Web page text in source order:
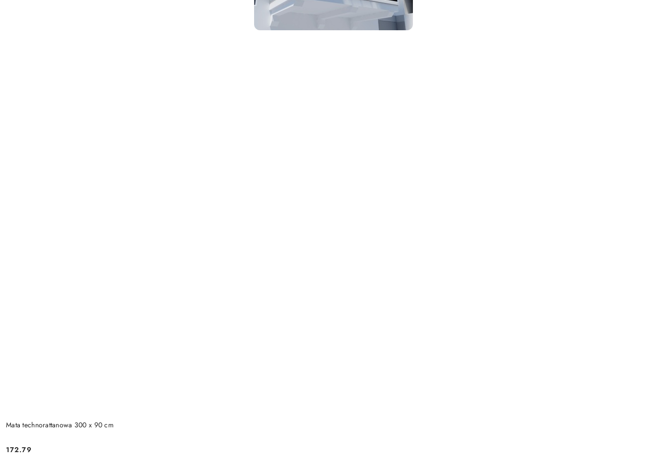
Mata technorattanowa 300 x 90 cm
Cena:
172.79